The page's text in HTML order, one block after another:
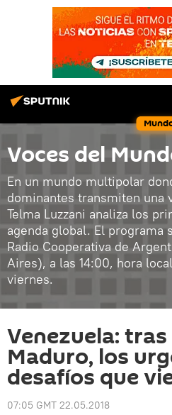
Voces del
En un mundo multipolar
dominantes transmiten una
Telma Luzzani analiza los
agenda global. El
Radio Cooperativa de
Aires), a las 14:00, hora
viernes.
Venezuela:
Maduro, los
desafíos que
07:05 GMT 22.05.2018